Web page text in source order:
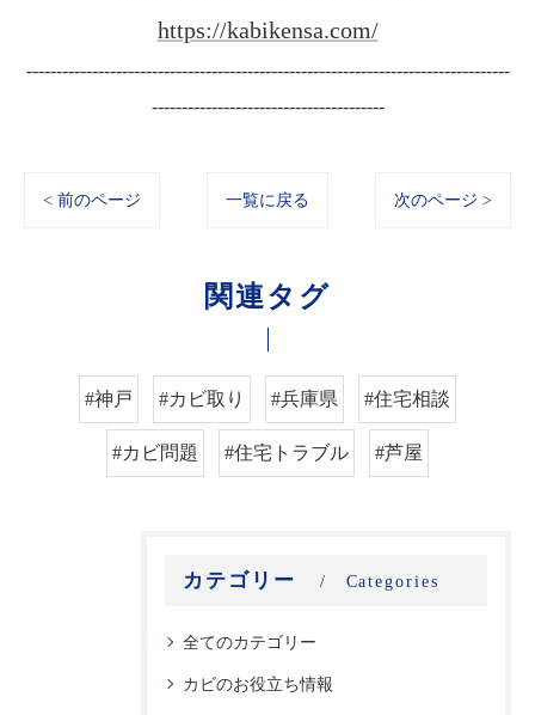
https://kabikensa.com/
---------------------------------------------------------------------------------
---------------------------------------
< 前のページ 一覧に戻る 次のページ >
関連タグ
#神戸 #カビ取り #兵庫県 #住宅相談
#カビ問題 #住宅トラブル #芦屋
カテゴリー Categories
全てのカテゴリー
カビのお役立ち情報